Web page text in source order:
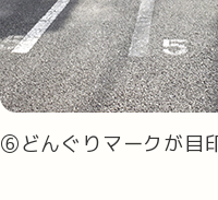
⑥どんぐりマークが目